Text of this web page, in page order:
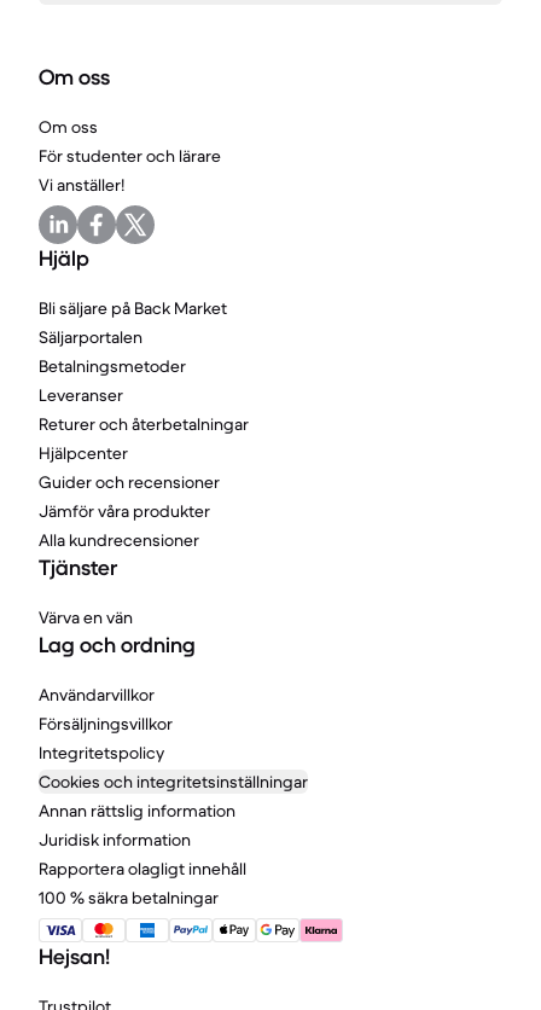
Om oss
Om oss
För studenter och lärare
Vi anställer!
Hjälp
Bli säljare på Back Market
Säljarportalen
Betalningsmetoder
Leveranser
Returer och återbetalningar
Hjälpcenter
Guider och recensioner
Jämför våra produkter
Alla kundrecensioner
Tjänster
Värva en vän
Lag och ordning
Användarvillkor
Försäljningsvillkor
Integritetspolicy
Cookies och integritetsinställningar
Annan rättslig information
Juridisk information
Rapportera olagligt innehåll
100 % säkra betalningar
Hejsan!